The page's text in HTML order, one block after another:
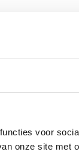
voor
onze site met